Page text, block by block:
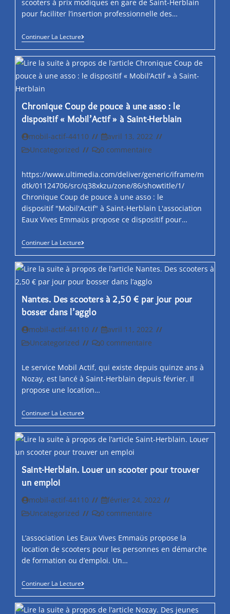
scooters à prix modiques en gare de Saint-Herblain
pour faciliter l’insertion professionnelle des…
Continuer La LectureAutour
De
Nantes.
Des
Scooters
À
Gare
Pour
« Lever
Freins
L’emploi »
Chronique Coup de pouce à une asso : le
dispositif « Mobil’Actif » à Saint-Herblain
Auteur/autrice
de
mobil-actif-44110
Post
published:
avril 13, 2022
PostUncategorized
Post0 commentaire
https://www.ultimedia.com/deliver/generic/iframe/m
dtk/01124706/src/q38xkzu/zone/86/showtitle/1/
Chronique Coup de pouce à une asso : le
dispositif "Mobil'Actif" à Saint-Herblain L'association
Eaux Vives Emmaüs propose ce dispositif pour…
Continuer La LectureChronique
Coup
De
Pouce
À
Une
:
Le
Dispositif
« Mobil’Actif »
À
Saint-
Herblain
Nantes. Des scooters à 2,50 € par jour pour
bosser dans l’agglo
Auteur/autrice
de
mobil-actif-44110
Post
published:
avril 11, 2022
PostUncategorized
Post0 commentaire
Le service Mobil Actif, qui existe depuis quinze ans à
Nozay, est lancé à Saint-Herblain depuis février. Il
propose une location…
Continuer La LectureNantes.
Des
Scooters
À
2,50
€
Jour
Dans
L’agglo
Saint-Herblain. Louer un scooter pour trouver
un emploi
Auteur/autrice
de
mobil-actif-44110
Post
published:
février 24, 2022
PostUncategorized
Post0 commentaire
L’association Les Eaux Vives Emmaüs propose la
location de scooters pour les personnes en démarche
de formation ou d’emploi. Un…
Continuer La LectureSaint-
Herblain.
Louer
Un